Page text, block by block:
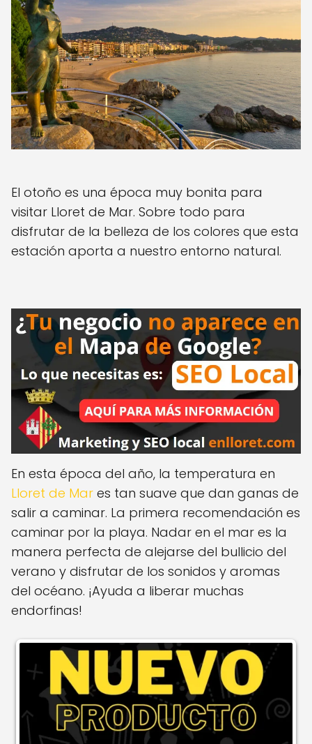
El otoño es una época muy bonita para
visitar Lloret de Mar. Sobre todo para
disfrutar de la belleza de los colores que esta
estación aporta a nuestro entorno natural.
En esta época del año, la temperatura en
Lloret de Mar es tan suave que dan ganas de
salir a caminar. La primera recomendación es
caminar por la playa. Nadar en el mar es la
manera perfecta de alejarse del bullicio del
verano y disfrutar de los sonidos y aromas
del océano. ¡Ayuda a liberar muchas
endorfinas!